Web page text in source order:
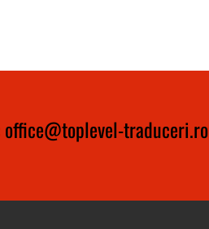
office@toplevel-traduceri.ro